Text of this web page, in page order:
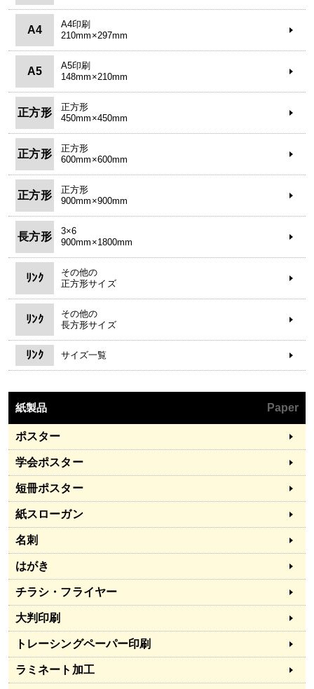
A4
A4印刷
210mm×297mm
A5
A5印刷
148mm×210mm
正方形
正方形
450mm×450mm
正方形
正方形
600mm×600mm
正方形
正方形
900mm×900mm
長方形
3×6
900mm×1800mm
ﾘﾝｸ
その他の
正方形サイズ
ﾘﾝｸ
その他の
長方形サイズ
ﾘﾝｸ サイズ一覧
紙製品 Paper
ポスター
学会ポスター
短冊ポスター
紙スローガン
名刺
はがき
チラシ・フライヤー
大判印刷
トレーシングペーパー印刷
ラミネート加工